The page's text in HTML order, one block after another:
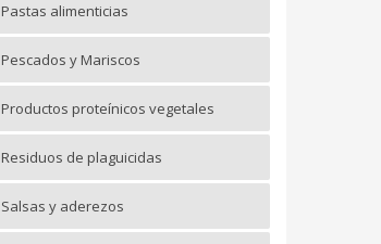
Pastas alimenticias
Pescados y Mariscos
Productos proteínicos vegetales
Residuos de plaguicidas
Salsas y aderezos